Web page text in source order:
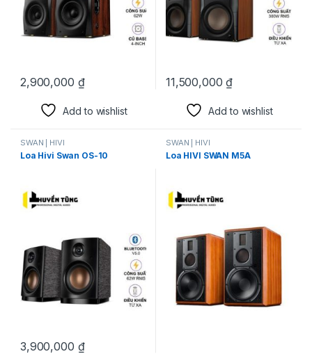
2,900,000 ₫
Add to wishlist
11,500,000₫
Add to wishlist
SWAN | HIVI
Loa Hivi Swan OS-10
3,900,000 ₫
SWAN | HIVI
Loa HIVI SWAN M5A